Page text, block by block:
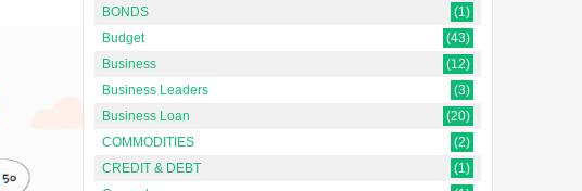
BONDS
(1)
Budget
(43)
Business
(12)
Business Leaders
(3)
Business Loan
(20)
COMMODITIES
(2)
CREDIT & DEBT
(1)